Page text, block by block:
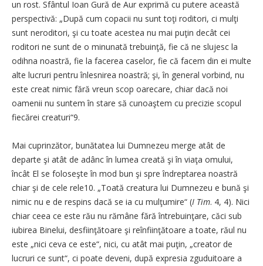
un rost. Sfântul Ioan Gură de Aur exprimă cu putere această
perspectivă: „După cum copacii nu sunt toţi roditori, ci mulţi
sunt neroditori, şi cu toate acestea nu mai puţin decât cei
roditori ne sunt de o minunată trebuinţă, fie că ne slujesc la
odihna noastră, fie la facerea caselor, fie că facem din ei multe
alte lucruri pentru înlesnirea noastră; şi, în general vorbind, nu
este creat nimic fără vreun scop oarecare, chiar dacă noi
oamenii nu suntem în stare să cunoaştem cu precizie scopul
fiecărei creaturi“9.
Mai cuprinzător, bunătatea lui Dumnezeu merge atât de
departe şi atât de adânc în lumea creată şi în viaţa omului,
încât El se foloseşte în mod bun şi spre îndreptarea noastră
chiar şi de cele rele10. „Toată creatura lui Dumnezeu e bună şi
nimic nu e de respins dacă se ia cu mulţumire“ (I Tim. 4, 4). Nici
chiar ceea ce este rău nu rămâne fără întrebuinţare, căci sub
iubirea Binelui, desfiinţătoare şi reînfiinţătoare a toate, răul nu
este „nici ceva ce este“, nici, cu atât mai puţin, „creator de
lucruri ce sunt“, ci poate deveni, după expresia zguduitoare a